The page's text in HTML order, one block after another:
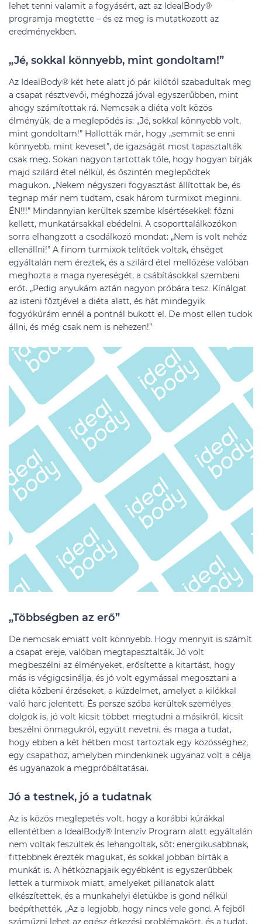
lehet tenni valamit a fogyásért, azt az IdealBody®
programja megtette – és ez meg is mutatkozott az
eredményekben.
„Jé, sokkal könnyebb, mint gondoltam!”
Az IdealBody® két hete alatt jó pár kilótól szabadultak meg
a csapat résztvevői, méghozzá jóval egyszerűbben, mint
ahogy számítottak rá. Nemcsak a diéta volt közös
élményük, de a meglepődés is: „Jé, sokkal könnyebb volt,
mint gondoltam!” Hallották már, hogy „semmit se enni
könnyebb, mint keveset”, de igazságát most tapasztalták
csak meg. Sokan nagyon tartottak tőle, hogy hogyan bírják
majd szilárd étel nélkül, és őszintén meglepődtek
magukon. „Nekem négyszeri fogyasztást állítottak be, és
tegnap már nem tudtam, csak három turmixot meginni.
ÉN!!!” Mindannyian kerültek szembe kísértésekkel: főzni
kellett, munkatársakkal ebédelni. A csoporttalálkozókon
sorra elhangzott a csodálkozó mondat: „Nem is volt nehéz
ellenállni!” A finom turmixok telítőek voltak, éhséget
egyáltalán nem éreztek, és a szilárd étel mellőzése valóban
meghozta a maga nyereségét, a csábításokkal szembeni
erőt. „Pedig anyukám aztán nagyon próbára tesz. Kínálgat
az isteni főztjével a diéta alatt, és hát mindegyik
fogyókúrám ennél a pontnál bukott el. De most ellen tudok
állni, és még csak nem is nehezen!”
„Többségben az erő”
De nemcsak emiatt volt könnyebb. Hogy mennyit is számít
a csapat ereje, valóban megtapasztalták. Jó volt
megbeszélni az élményeket, erősítette a kitartást, hogy
más is végigcsinálja, és jó volt egymással megosztani a
diéta közbeni érzéseket, a küzdelmet, amelyet a kilókkal
való harc jelentett. És persze szóba kerültek személyes
dolgok is, jó volt kicsit többet megtudni a másikról, kicsit
beszélni önmagukról, együtt nevetni, és maga a tudat,
hogy ebben a két hétben most tartoztak egy közösséghez,
egy csapathoz, amelyben mindenkinek ugyanaz volt a célja
és ugyanazok a megpróbáltatásai.
Jó a testnek, jó a tudatnak
Az is közös meglepetés volt, hogy a korábbi kúrákkal
ellentétben a IdealBody® Intenzív Program alatt egyáltalán
nem voltak feszültek és lehangoltak, sőt: energikusabbnak,
fittebbnek érezték magukat, és sokkal jobban bírták a
munkát is. A hétköznapjaik egyébként is egyszerűbbek
lettek a turmixok miatt, amelyeket pillanatok alatt
elkészítettek, és a munkahelyi életükbe is gond nélkül
beépíthették. „Az a legjobb, hogy nincs vele gond. A fejből
száműzni lehet az egész étkezési problémakört, és a tudat,